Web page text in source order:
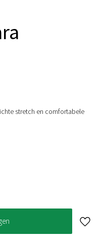
stretch en comfortabele